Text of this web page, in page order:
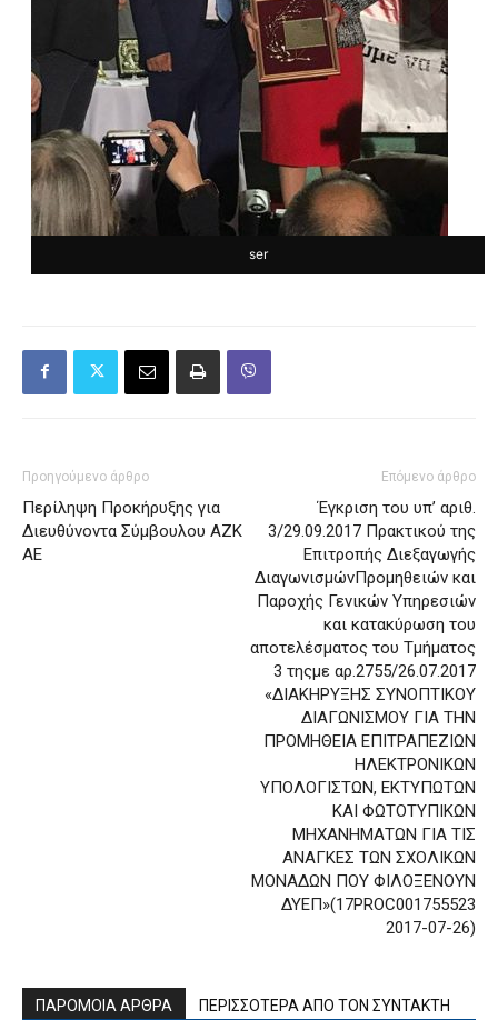
ser
Προηγούμενο άρθρο
Περίληψη Προκήρυξης για
Διευθύνοντα Σύμβουλου ΑΖΚ
ΑΕ
Επόμενο άρθρο
Έγκριση του υπ’ αριθ.
3/29.09.2017 Πρακτικού της
Επιτροπής Διεξαγωγής
ΔιαγωνισμώνΠρομηθειών και
Παροχής Γενικών Υπηρεσιών
και κατακύρωση του
αποτελέσματος του Τμήματος
3 τηςμε αρ.2755/26.07.2017
«ΔΙΑΚΗΡΥΞΗΣ ΣΥΝΟΠΤΙΚΟΥ
ΔΙΑΓΩΝΙΣΜΟΥ ΓΙΑ ΤΗΝ
ΠΡΟΜΗΘΕΙΑ ΕΠΙΤΡΑΠΕΖΙΩΝ
ΗΛΕΚΤΡΟΝΙΚΩΝ
ΥΠΟΛΟΓΙΣΤΩΝ, ΕΚΤΥΠΩΤΩΝ
ΚΑΙ ΦΩΤΟΤΥΠΙΚΩΝ
ΜΗΧΑΝΗΜΑΤΩΝ ΓΙΑ ΤΙΣ
ΑΝΑΓΚΕΣ ΤΩΝ ΣΧΟΛΙΚΩΝ
ΜΟΝΑΔΩΝ ΠΟΥ ΦΙΛΟΞΕΝΟΥΝ
ΔΥΕΠ»(17PROC001755523
2017-07-26)
ΠΑΡΟΜΟΙΑ ΑΡΘΡΑ ΠΕΡΙΣΣΟΤΕΡΑ ΑΠΟ ΤΟΝ ΣΥΝΤΑΚΤΗ